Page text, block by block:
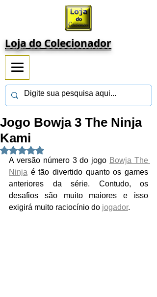
Loja do Colecionador
Jogo Bowja 3 The Ninja
Kami
Avaliado com NaN de 5 estrelas.
A versão número 3 do jogo Bowja The
Ninja é tão divertido quanto os games
anteriores da série. Contudo, os
desafios são muito maiores e isso
exigirá muito raciocínio do jogador.